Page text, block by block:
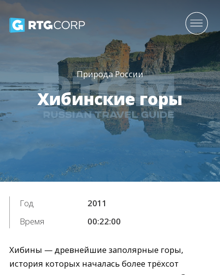
Природа России
Хибинские горы
Год
2011
Время
00:22:00
Хибины — древнейшие заполярные горы,
история которых началась более трёхсот